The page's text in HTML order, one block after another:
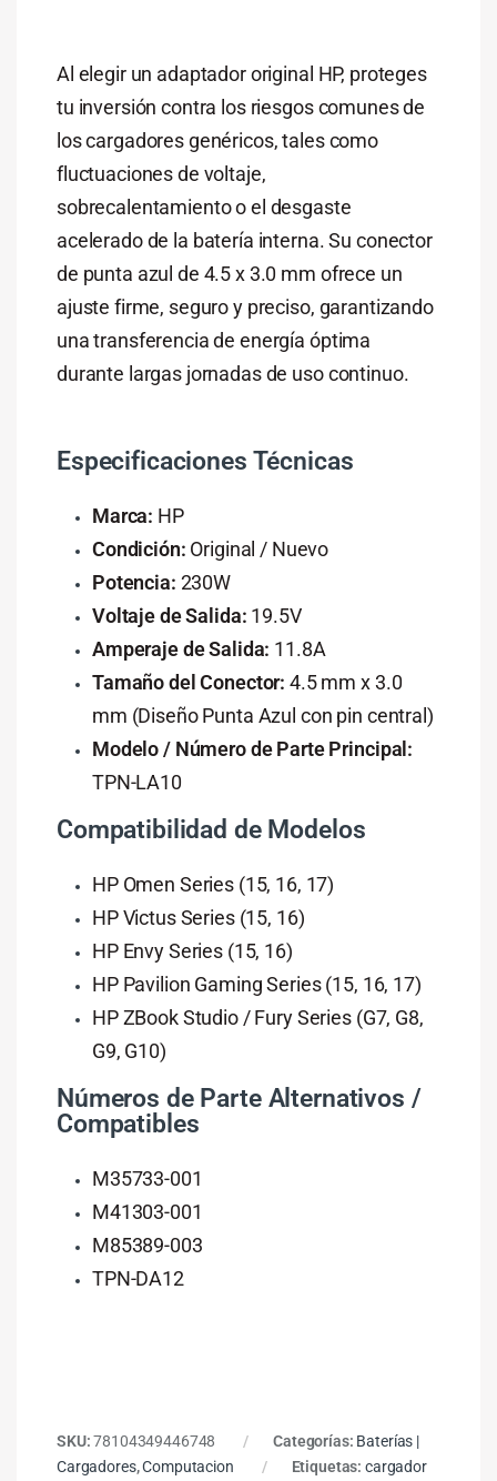
Al elegir un adaptador original HP, proteges
tu inversión contra los riesgos comunes de
los cargadores genéricos, tales como
fluctuaciones de voltaje,
sobrecalentamiento o el desgaste
acelerado de la batería interna.Su conector
de punta azul de 4.5 x 3.0 mm ofrece un
ajuste firme, seguro y preciso, garantizando
una transferencia de energía óptima
durante largas jornadas de uso continuo.
Especificaciones Técnicas
Marca: HP
Condición: Original / Nuevo
Potencia: 230W
Voltaje de Salida: 19.5V
Amperaje de Salida: 11.8A
Tamaño del Conector: 4.5 mm x 3.0
mm (Diseño Punta Azul con pin central)
Modelo / Número de Parte Principal:
TPN-LA10
Compatibilidad de Modelos
HP Omen Series (15, 16, 17)
HP Victus Series (15, 16)
HP Envy Series (15, 16)
HP Pavilion Gaming Series (15, 16, 17)
HP ZBook Studio / Fury Series (G7, G8,
G9, G10)
Números de Parte Alternativos /
Compatibles
M35733-001
M41303-001
M85389-003
TPN-DA12
SKU:78104349446748 Categorías: Baterías |
Cargadores,Computacion Etiquetas: cargador